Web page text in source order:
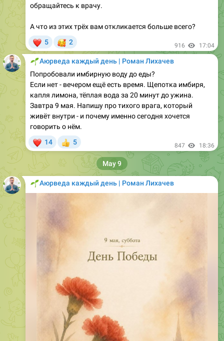
А что из этих трёх вам откликается больше всего?
916
Аюрведа каждый день | Роман Лихачев
Попробовали имбирную воду до еды?
Если нет - вечером ещё есть время. Щепотка имбиря,
капля лимона, тёплая вода за 20 минут до ужина.
Завтра 9 мая. Напишу про тихого врага, который
живёт внутри - и почему именно сегодня хочется
говорить о нём.
14 5
Аюрведа каждый день | Роман Лихачев